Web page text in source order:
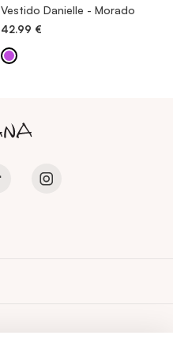
Vestido Danielle - Morado
42.99 €